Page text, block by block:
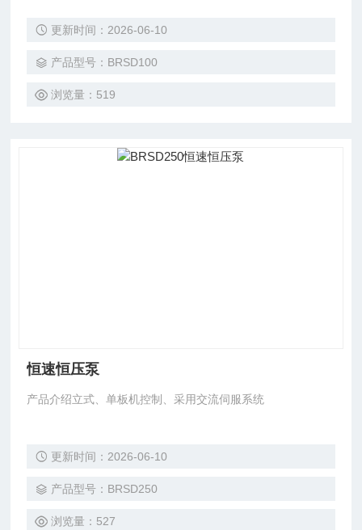
更新时间：2026-06-10
产品型号：BRSD100
浏览量：519
恒速恒压泵
产品介绍立式、单板机控制、采用交流伺服系统
更新时间：2026-06-10
产品型号：BRSD250
浏览量：527